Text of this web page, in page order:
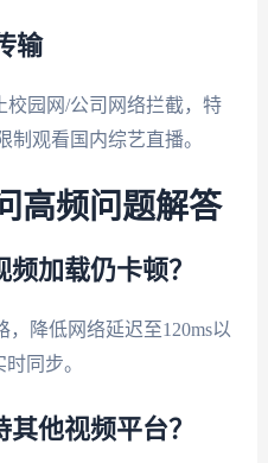
输
校园网/公司网络拦截，特
制观看国内综艺直播。
高频问题解答
加载仍卡顿？
，降低网络延迟至120ms以
同步。
他视频平台？